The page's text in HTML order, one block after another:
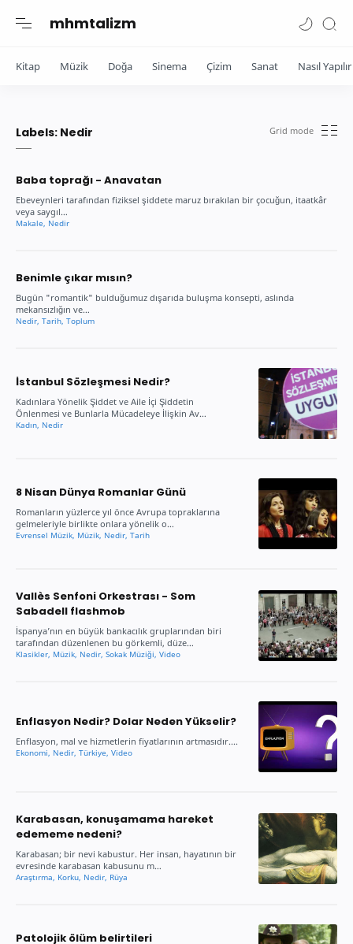
mhmtalizm
Kitap Müzik Doğa Sinema Çizim Sanat Nasıl Yapılır
Labels: Nedir
Baba toprağı - Anavatan
Ebeveynleri tarafından fiziksel şiddete maruz bırakılan bir çocuğun, itaatkâr
veya saygıl…
Benimle çıkar mısın?
Bugün "romantik" bulduğumuz dışarıda buluşma konsepti, aslında
mekansızlığın ve…
İstanbul Sözleşmesi Nedir?
Kadınlara Yönelik Şiddet ve Aile İçi Şiddetin
Önlenmesi ve Bunlarla Mücadeleye İlişkin Av…
8 Nisan Dünya Romanlar Günü
Romanların yüzlerce yıl önce Avrupa topraklarına
gelmeleriyle birlikte onlara yönelik o…
Vallès Senfoni Orkestrası - Som
Sabadell flashmob
İspanya’nın en büyük bankacılık gruplarından biri
tarafından düzenlenen bu görkemli, düze…
Enflasyon Nedir? Dolar Neden Yükselir?
Enflasyon, mal ve hizmetlerin fiyatlarının artmasıdır....
Karabasan, konuşamama hareket
edememe nedeni?
Karabasan; bir nevi kabustur. Her insan, hayatının bir
evresinde karabasan kabusunu m…
Patolojik ölüm belirtileri